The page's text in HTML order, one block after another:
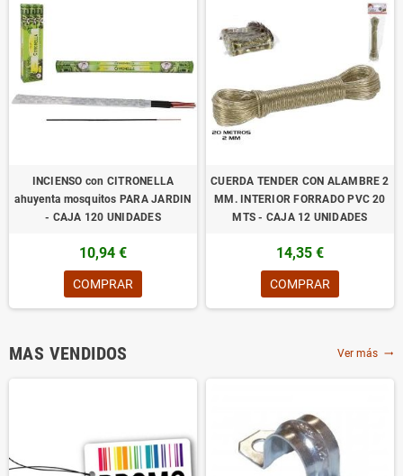
INCIENSO con CITRONELLA
ahuyenta mosquitos PARA JARDIN
- CAJA 120 UNIDADES
10,94 €
COMPRAR
CUERDA TENDER CON ALAMBRE 2
MM. INTERIOR FORRADO PVC 20
MTS - CAJA 12 UNIDADES
14,35 €
COMPRAR
MAS VENDIDOS Ver más trending_flat